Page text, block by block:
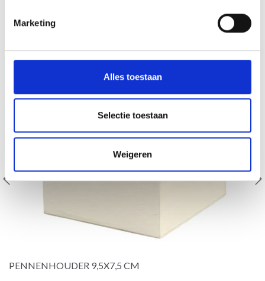
Marketing
Alles toestaan
Selectie toestaan
Weigeren
30% korting
PENNENHOUDER 9,5X7,5 CM